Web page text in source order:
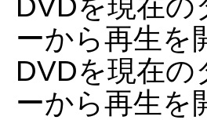
ーから再生を
DVDを現在
ーから再生を